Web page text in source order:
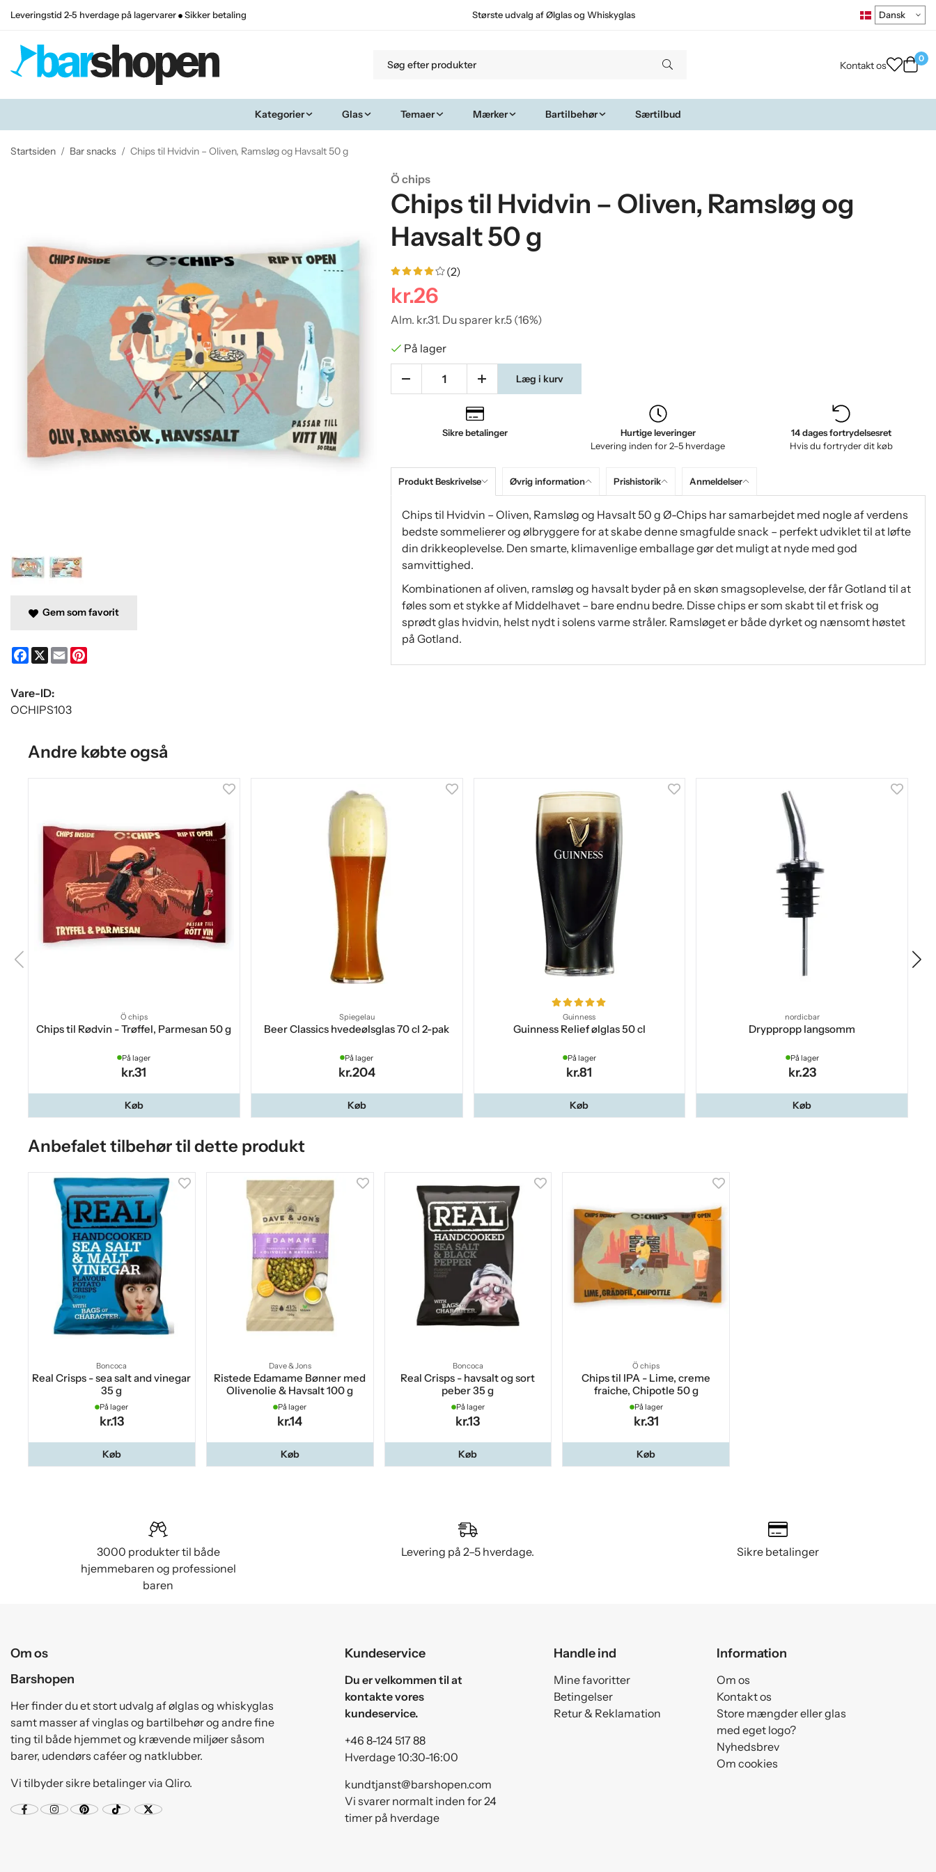
Leveringstid 2-5 hverdage på lagervarer Sikker betaling Største udvalg af Ølglas og Whiskyglas
Kontakt os
0
Kategorier Glas Temaer Mærker Bartilbehør Særtilbud
Startsiden / Bar snacks / Chips til Hvidvin – Oliven, Ramsløg og Havsalt 50 g
Ö chips
Chips til Hvidvin – Oliven, Ramsløg og
Havsalt 50 g
(2)
kr.26
Alm. kr.31. Du sparer kr.5(16%)
På lager
Læg i kurv
Sikre betalinger
Hurtige leveringer
Levering inden for 2–5 hverdage
14 dages fortrydelsesret
Hvis du fortryder dit køb
Produkt Beskrivelse Øvrig information Prishistorik Anmeldelser
Chips til Hvidvin – Oliven, Ramsløg og Havsalt 50 g Ø-Chips har samarbejdet med nogle af verdens
bedste sommelierer og ølbryggere for at skabe denne smagfulde snack – perfekt udviklet til at løfte
din drikkeoplevelse. Den smarte, klimavenlige emballage gør det muligt at nyde med god
samvittighed.
Kombinationen af oliven, ramsløg og havsalt byder på en skøn smagsoplevelse, der får Gotland til at
føles som et stykke af Middelhavet – bare endnu bedre. Disse chips er som skabt til et frisk og
sprødt glas hvidvin, helst nydt i solens varme stråler. Ramsløget er både dyrket og nænsomt høstet
på Gotland.
Gem som favorit
Facebook
X Email
Vare-ID:
OCHIPS103
Andre købte også
Ö chips
Chips til Rødvin - Trøffel, Parmesan 50 g
På lager
kr.31
Køb
Spiegelau
Beer Classics hvedeølsglas 70 cl 2-pak
På lager
kr.204
Køb
Guinness
Guinness Relief ølglas 50 cl
På lager
kr.81
Køb
nordicbar
Dryppropp langsomm
På lager
kr.23
Køb
Anbefalet tilbehør til dette produkt
Boncoca
Real Crisps - sea salt and vinegar
35 g
På lager
kr.13
Køb
Dave & Jons
Ristede Edamame Bønner med
Olivenolie & Havsalt 100 g
På lager
kr.14
Køb
Boncoca
Real Crisps - havsalt og sort
peber 35 g
På lager
kr.13
Køb
Ö chips
Chips til IPA - Lime, creme
fraiche, Chipotle 50 g
På lager
kr.31
Køb
3000 produkter til både
hjemmebaren og professionel
baren
Levering på 2–5 hverdage. Sikre betalinger
Om os
Barshopen
Her finder du et stort udvalg af ølglas og whiskyglas
samt masser af vinglas og bartilbehør og andre fine
ting til både hjemmet og krævende miljøer såsom
barer, udendørs caféer og natklubber.
Vi tilbyder sikre betalinger via Qliro.
Kundeservice
Du er velkommen til at
kontakte vores
kundeservice.
+46 8-124 517 88
Hverdage 10:30-16:00
kundtjanst@barshopen.com
Vi svarer normalt inden for 24
timer på hverdage
Handle ind
Mine favoritter
Betingelser
Retur & Reklamation
Information
Om os
Kontakt os
Store mængder eller glas
med eget logo?
Nyhedsbrev
Om cookies